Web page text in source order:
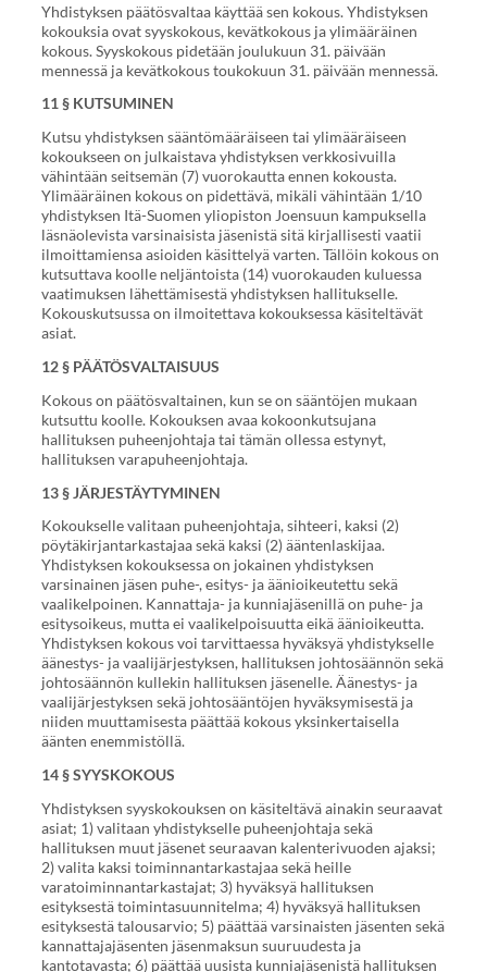
Yhdistyksen päätösvaltaa käyttää sen kokous. Yhdistyksen
kokouksia ovat syyskokous, kevätkokous ja ylimääräinen
kokous. Syyskokous pidetään joulukuun 31. päivään
mennessä ja kevätkokous toukokuun 31. päivään mennessä.
11 § KUTSUMINEN
Kutsu yhdistyksen sääntömääräiseen tai ylimääräiseen
kokoukseen on julkaistava yhdistyksen verkkosivuilla
vähintään seitsemän (7) vuorokautta ennen kokousta.
Ylimääräinen kokous on pidettävä, mikäli vähintään 1/10
yhdistyksen Itä-Suomen yliopiston Joensuun kampuksella
läsnäolevista varsinaisista jäsenistä sitä kirjallisesti vaatii
ilmoittamiensa asioiden käsittelyä varten. Tällöin kokous on
kutsuttava koolle neljäntoista (14) vuorokauden kuluessa
vaatimuksen lähettämisestä yhdistyksen hallitukselle.
Kokouskutsussa on ilmoitettava kokouksessa käsiteltävät
asiat.
12 § PÄÄTÖSVALTAISUUS
Kokous on päätösvaltainen, kun se on sääntöjen mukaan
kutsuttu koolle. Kokouksen avaa kokoonkutsujana
hallituksen puheenjohtaja tai tämän ollessa estynyt,
hallituksen varapuheenjohtaja.
13 § JÄRJESTÄYTYMINEN
Kokoukselle valitaan puheenjohtaja, sihteeri, kaksi (2)
pöytäkirjantarkastajaa sekä kaksi (2) ääntenlaskijaa.
Yhdistyksen kokouksessa on jokainen yhdistyksen
varsinainen jäsen puhe-, esitys- ja äänioikeutettu sekä
vaalikelpoinen. Kannattaja- ja kunniajäsenillä on puhe- ja
esitysoikeus, mutta ei vaalikelpoisuutta eikä äänioikeutta.
Yhdistyksen kokous voi tarvittaessa hyväksyä yhdistykselle
äänestys- ja vaalijärjestyksen, hallituksen johtosäännön sekä
johtosäännön kullekin hallituksen jäsenelle. Äänestys- ja
vaalijärjestyksen sekä johtosääntöjen hyväksymisestä ja
niiden muuttamisesta päättää kokous yksinkertaisella
äänten enemmistöllä.
14 § SYYSKOKOUS
Yhdistyksen syyskokouksen on käsiteltävä ainakin seuraavat
asiat; 1) valitaan yhdistykselle puheenjohtaja sekä
hallituksen muut jäsenet seuraavan kalenterivuoden ajaksi;
2) valita kaksi toiminnantarkastajaa sekä heille
varatoiminnantarkastajat; 3) hyväksyä hallituksen
esityksestä toimintasuunnitelma; 4) hyväksyä hallituksen
esityksestä talousarvio; 5) päättää varsinaisten jäsenten sekä
kannattajajäsenten jäsenmaksun suuruudesta ja
kantotavasta; 6) päättää uusista kunniajäsenistä hallituksen